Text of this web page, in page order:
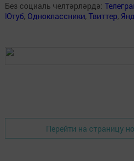
Без социаль челтәрләрдә:
Ютуб, Одноклассники,Твиттер,
Перейти на страницу